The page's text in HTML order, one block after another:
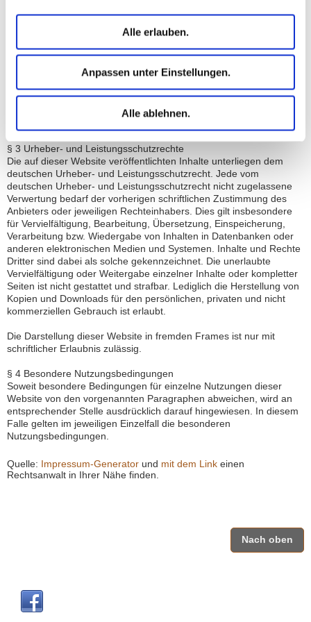
Alle erlauben.
Anpassen unter Einstellungen.
Alle ablehnen.
Rechtsverstöße ersichtlich. Der Anbieter hat keinerlei Einfluss auf
die aktuelle und zukünftige Gestaltung und auf die Inhalte der
dass sich der Anbieter die hinter dem Verweis oder Link liegenden
Inhalte zu Eigen macht. Eine ständige Kontrolle der externen Links
ist für den Anbieter ohne konkrete Hinweise auf Rechtsverstöße
nicht zumutbar. Bei Kenntnis von Rechtsverstößen werden jedoch
§ 3 Urheber- und Leistungsschutzrechte
Die auf dieser Website veröffentlichten Inhalte unterliegen dem
deutschen Urheber- und Leistungsschutzrecht. Jede vom
deutschen Urheber- und Leistungsschutzrecht nicht zugelassene
Verwertung bedarf der vorherigen schriftlichen Zustimmung des
Anbieters oder jeweiligen Rechteinhabers. Dies gilt insbesondere
für Vervielfältigung, Bearbeitung, Übersetzung, Einspeicherung,
Verarbeitung bzw. Wiedergabe von Inhalten in Datenbanken oder
anderen elektronischen Medien und Systemen. Inhalte und Rechte
Dritter sind dabei als solche gekennzeichnet. Die unerlaubte
Vervielfältigung oder Weitergabe einzelner Inhalte oder kompletter
Seiten ist nicht gestattet und strafbar. Lediglich die Herstellung von
Kopien und Downloads für den persönlichen, privaten und nicht
kommerziellen Gebrauch ist erlaubt.
Die Darstellung dieser Website in fremden Frames ist nur mit
schriftlicher Erlaubnis zulässig.
§ 4 Besondere Nutzungsbedingungen
Soweit besondere Bedingungen für einzelne Nutzungen dieser
Website von den vorgenannten Paragraphen abweichen, wird an
entsprechender Stelle ausdrücklich darauf hingewiesen. In diesem
Falle gelten im jeweiligen Einzelfall die besonderen
Nutzungsbedingungen.
Quelle: Impressum-Generator und mit dem Link einen
Rechtsanwalt in Ihrer Nähe finden.
Nach oben